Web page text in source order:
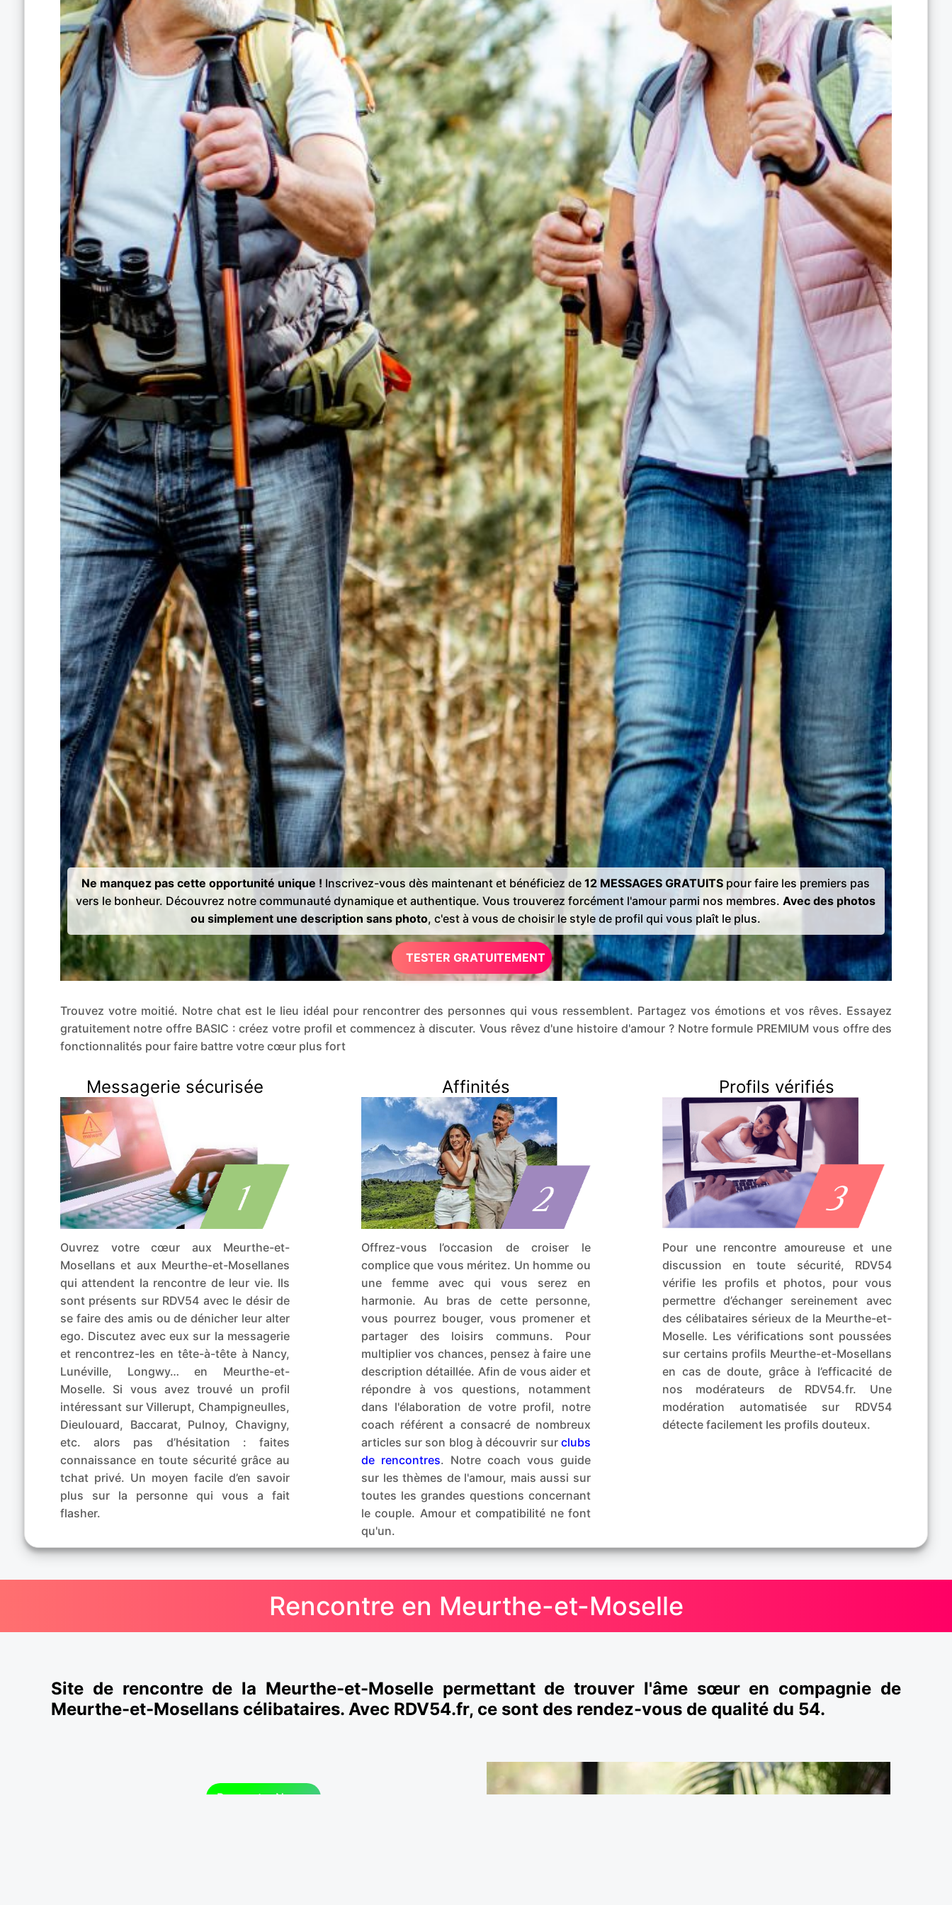
Ne manquez pas cette opportunité unique ! Inscrivez-vous dès maintenant et bénéficiez de12 MESSAGES GRATUITS pour faire les premiers pas
vers le bonheur. Découvrez notre communauté dynamique et authentique. Vous trouverez forcément l'amour parmi nos membres.Avec des photos
ou simplement une description sans photo, c'est à vous de choisir le style de profil qui vous plaît le plus.
TESTER GRATUITEMENT
Trouvez votre moitié. Notre chat est le lieu idéal pour rencontrer des personnes qui vous ressemblent. Partagez vos émotions et vos rêves. Essayez
gratuitement notre offre BASIC : créez votre profil et commencez à discuter. Vous rêvez d'une histoire d'amour ? Notre formule PREMIUM vous offre des
fonctionnalités pour faire battre votre cœur plus fort
Messagerie sécurisée
Ouvrez votre cœur aux Meurthe-et-
Mosellans et aux Meurthe-et-Mosellanes
qui attendent la rencontre de leur vie. Ils
sont présents sur RDV54 avec le désir de
se faire des amis ou de dénicher leur alter
ego. Discutez avec eux sur la messagerie
et rencontrez-les en tête-à-tête à Nancy,
Lunéville, Longwy… en Meurthe-et-
Moselle. Si vous avez trouvé un profil
intéressant sur Villerupt, Champigneulles,
Dieulouard, Baccarat, Pulnoy, Chavigny,
etc. alors pas d’hésitation : faites
connaissance en toute sécurité grâce au
tchat privé. Un moyen facile d’en savoir
plus sur la personne qui vous a fait
flasher.
Affinités
Offrez-vous l’occasion de croiser le
complice que vous méritez. Un homme ou
une femme avec qui vous serez en
harmonie. Au bras de cette personne,
vous pourrez bouger, vous promener et
partager des loisirs communs. Pour
multiplier vos chances, pensez à faire une
description détaillée. Afin de vous aider et
répondre à vos questions, notamment
dans l'élaboration de votre profil, notre
coach référent a consacré de nombreux
articles sur son blog à découvrir sur clubs
de rencontres. Notre coach vous guide
sur les thèmes de l'amour, mais aussi sur
toutes les grandes questions concernant
le couple. Amour et compatibilité ne font
qu'un.
Profils vérifiés
Pour une rencontre amoureuse et une
discussion en toute sécurité, RDV54
vérifie les profils et photos, pour vous
permettre d’échanger sereinement avec
des célibataires sérieux de la Meurthe-et-
Moselle. Les vérifications sont poussées
sur certains profils Meurthe-et-Mosellans
en cas de doute, grâce à l’efficacité de
nos modérateurs de RDV54.fr. Une
modération automatisée sur RDV54
détecte facilement les profils douteux.
Rencontre en Meurthe-et-Moselle
Site de rencontre de la Meurthe-et-Moselle permettant de trouver l'âme sœur en compagnie de
Meurthe-et-Mosellans célibataires. Avec RDV54.fr, ce sont des rendez-vous de qualité du 54.
Rencontre Nancy